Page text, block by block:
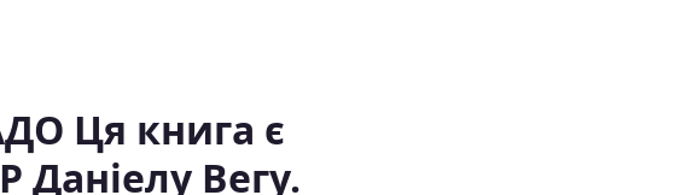
Ця книга є
Даніелу Вегу.